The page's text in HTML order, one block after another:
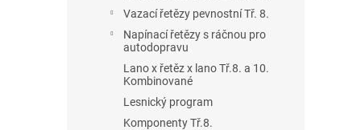
Vazací řetězy pevnostní Tř. 8.
Napínací řetězy s ráčnou pro
autodopravu
Lano x řetěz x lano Tř.8. a 10.
Kombinované
Lesnický program
Komponenty Tř.8.